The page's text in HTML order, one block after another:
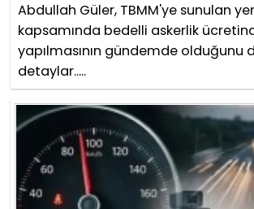
Abdullah Güler, TBMM'ye sunulan
kapsamında bedelli askerlik
yapılmasının gündemde olduğunu
detaylar.....